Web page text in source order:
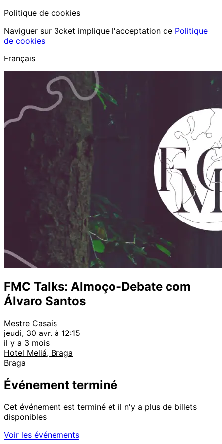
Politique de cookies
Naviguer sur 3cket implique l'acceptation de Politique
de cookies
Français
FMC Talks: Almoço-Debate com
Álvaro Santos
Mestre Casais
jeudi, 30 avr. à 12:15
il y a 3 mois
Hotel Meliá, Braga
Braga
Événement terminé
Cet événement est terminé et il n'y a plus de billets
disponibles
Voir les événements